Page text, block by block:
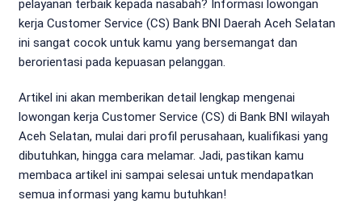
pelayanan terbaik kepada nasabah? Informasi lowongan
kerja Customer Service (CS) Bank BNI Daerah Aceh Selatan
ini sangat cocok untuk kamu yang bersemangat dan
berorientasi pada kepuasan pelanggan.
Artikel ini akan memberikan detail lengkap mengenai
lowongan kerja Customer Service (CS) di Bank BNI wilayah
Aceh Selatan, mulai dari profil perusahaan, kualifikasi yang
dibutuhkan, hingga cara melamar. Jadi, pastikan kamu
membaca artikel ini sampai selesai untuk mendapatkan
semua informasi yang kamu butuhkan!